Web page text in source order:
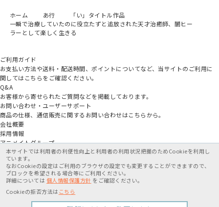
ホーム あ行
「い」タイトル作品
一瞬で治療していたのに役立たずと追放された天才治癒師、闇ヒー
ラーとして楽しく生きる
ご利用ガイド
お支払い方法や送料・配送時間、ポイントについてなど、当サイトのご利用に
関してはこちらをご確認ください。
Q&A
お客様から寄せられたご質問などを掲載しております。
お問い合わせ・ユーザーサポート
商品の仕様、通信販売に関するお問い合わせはこちらから。
会社概要
採用情報
アニメイトグループ
特定商取引法に基づく表記
本サイトでは利用者の利便性向上と利用者の利用状況把握のためCookieを利用し
ています。
なおCookieの設定はご利用のブラウザの設定でも変更することができますので、
ブロックを希望される場合等にご利用ください。
詳細については 個人情報保護方針 をご確認ください。
Cookieの拒否方法は こちら